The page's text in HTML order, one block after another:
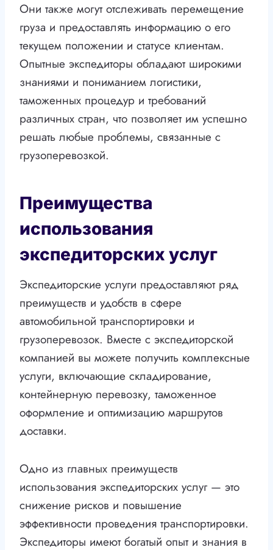
Они также могут отслеживать перемещение
груза и предоставлять информацию о его
текущем положении и статусе клиентам.
Опытные экспедиторы обладают широкими
знаниями и пониманием логистики,
таможенных процедур и требований
различных стран, что позволяет им успешно
решать любые проблемы, связанные с
грузоперевозкой.
Преимущества
использования
экспедиторских услуг
Экспедиторские услуги предоставляют ряд
преимуществ и удобств в сфере
автомобильной транспортировки и
грузоперевозок. Вместе с экспедиторской
компанией вы можете получить комплексные
услуги, включающие складирование,
контейнерную перевозку, таможенное
оформление и оптимизацию маршрутов
доставки.
Одно из главных преимуществ
использования экспедиторских услуг — это
снижение рисков и повышение
эффективности проведения транспортировки.
Экспедиторы имеют богатый опыт и знания в